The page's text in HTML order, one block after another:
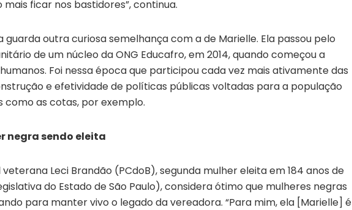
ficar nos bastidores”, continua.
outra curiosa semelhança com a de Marielle. Ela passou pelo
de um núcleo da ONG Educafro, em 2014, quando começou a
Foi nessa época que participou cada vez mais ativamente das
e efetividade de políticas públicas voltadas para a população
como as cotas, por exemplo.
negra sendo eleita
Leci Brandão (PCdoB), segunda mulher eleita em 184 anos de
do Estado de São Paulo), considera ótimo que mulheres negras
para manter vivo o legado da vereadora. “Para mim, ela [Marielle] é